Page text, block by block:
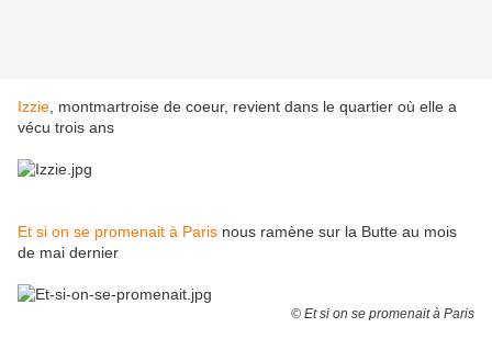
Izzie , montmartroise de coeur, revient dans le quartier où elle a
vécu trois ans
Et si on se promenait à Paris nous ramène sur la Butte au mois
de mai dernier
© Et si on se promenait à Paris